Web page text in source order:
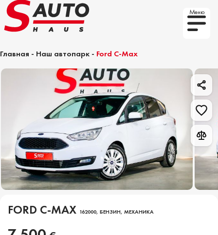
Меню
Главная - Наш автопарк - Ford C-Max
FORD C-MAX 162000, БЕНЗИН, МЕХАНИКА